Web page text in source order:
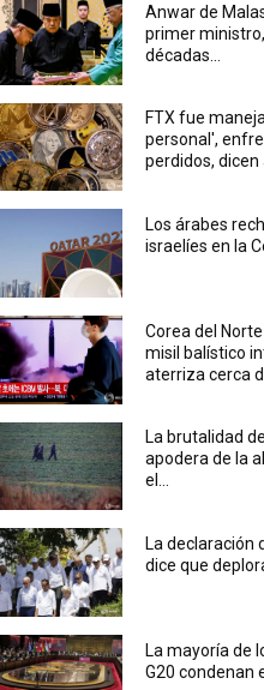
Anwar de
primer
décadas...
FTX fue
personal',
perdidos, dicen
Los árabes
israelíes en la
Corea del
misil balístico
aterriza cerca
La brutalidad
apodera de la
el...
La declaración
dice que deplora
La mayoría de
G20 condenan